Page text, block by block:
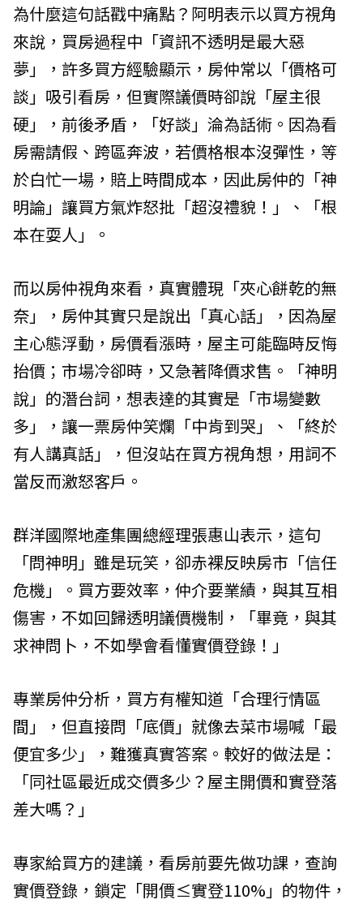
為什麼這句話戳中痛點？阿明表示以買方視角
來說，買房過程中「資訊不透明是最大惡
夢」，許多買方經驗顯示，房仲常以「價格可
談」吸引看房，但實際議價時卻說「屋主很
硬」，前後矛盾，「好談」淪為話術。因為看
房需請假、跨區奔波，若價格根本沒彈性，等
於白忙一場，賠上時間成本，因此房仲的「神
明論」讓買方氣炸怒批「超沒禮貌！」、「根
本在耍人」。
而以房仲視角來看，真實體現「夾心餅乾的無
奈」，房仲其實只是說出「真心話」，因為屋
主心態浮動，房價看漲時，屋主可能臨時反悔
抬價；市場冷卻時，又急著降價求售。「神明
說」的潛台詞，想表達的其實是「市場變數
多」，讓一票房仲笑爛「中肯到哭」、「終於
有人講真話」，但沒站在買方視角想，用詞不
當反而激怒客戶。
群洋國際地產集團總經理張惠山表示，這句
「問神明」雖是玩笑，卻赤裸反映房市「信任
危機」。買方要效率，仲介要業績，與其互相
傷害，不如回歸透明議價機制，「畢竟，與其
求神問卜，不如學會看懂實價登錄！」
專業房仲分析，買方有權知道「合理行情區
間」，但直接問「底價」就像去菜市場喊「最
便宜多少」，難獲真實答案。較好的做法是：
「同社區最近成交價多少？屋主開價和實登落
差大嗎？」
專家給買方的建議，看房前要先做功課，查詢
實價登錄，鎖定「開價≤實登110%」的物件，